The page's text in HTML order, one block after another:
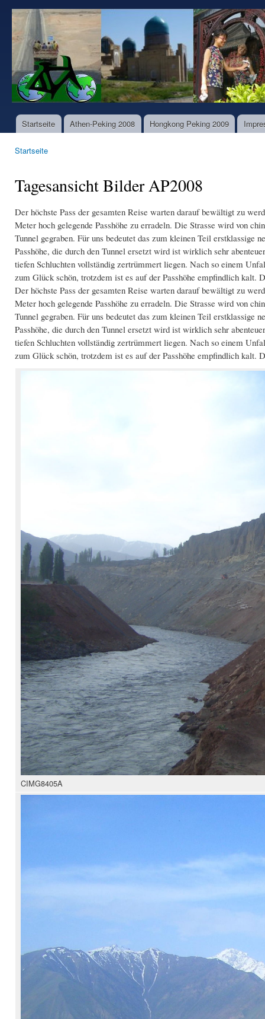
www.world-
bike-
tours.com
Hauptmenü
Startseite Athen-Peking 2008 Hongkong Peking 2009
Startseite
Tagesansicht Bilder AP2008
Der höchste Pass der gesamten Reise warten darauf bewältigt zu
Meter hoch gelegende Passhöhe zu erradeln. Die Strasse wird von
Tunnel gegraben. Für uns bedeutet das zum kleinen Teil erstklassige
Passhöhe, die durch den Tunnel ersetzt wird ist wirklich sehr
tiefen Schluchten vollständig zertrümmert liegen. Nach so einem
zum Glück schön, trotzdem ist es auf der Passhöhe empfindlich
Der höchste Pass der gesamten Reise warten darauf bewältigt zu
Meter hoch gelegende Passhöhe zu erradeln. Die Strasse wird von
Tunnel gegraben. Für uns bedeutet das zum kleinen Teil erstklassige
Passhöhe, die durch den Tunnel ersetzt wird ist wirklich sehr
tiefen Schluchten vollständig zertrümmert liegen. Nach so einem
zum Glück schön, trotzdem ist es auf der Passhöhe empfindlich
CIMG8405A